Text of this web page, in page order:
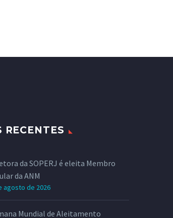
da SOPERJ é eleita Membro
da ANM
agosto de 2026
Mundial de Aleitamento